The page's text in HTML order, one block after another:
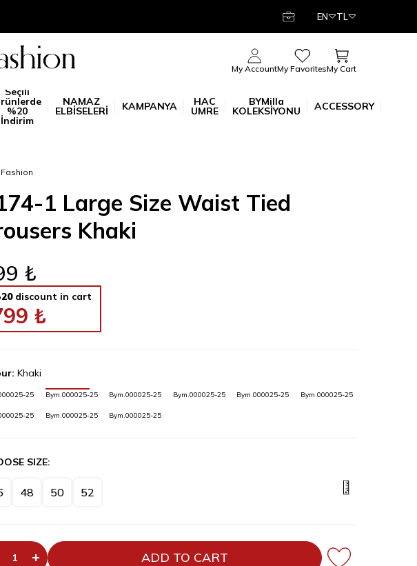
EN TL
My AccountMy FavoritesMy Cart
Seçili
%20
İndirim
NAMAZ
ELBİSELERİ KAMPANYA HAC
UMRE
BYMilla
KOLEKSİYONU ACCESSORY
1 Large Size Waist Tied
Khaki
₺
discount in cart
₺
Khaki
25 Bym.000025-25 Bym.000025-25 Bym.000025-25 Bym.000025-25 Bym.000025-25
25 Bym.000025-25 Bym.000025-25
SIZE:
48 50 52
ADD TO CART